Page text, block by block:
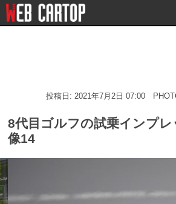
投稿日: 2021年7月2日 07:00
8代目ゴルフの試乗インプ
像14